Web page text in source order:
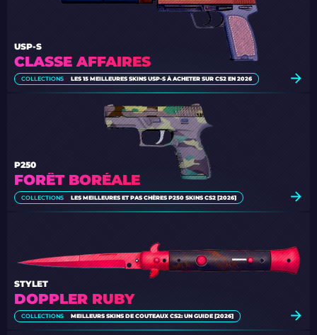
CLASSE AFFAIRES
USP-S
COLLECTIONS LES 15 MEILLEURES SKINS USP-S À ACHETER SUR CS2 EN 2026
FORÊT BORÉALE
P250
COLLECTIONS LES MEILLEURES ET PAS CHÈRES P250 SKINS CS2 [2026]
DOPPLER RUBY
STYLET
COLLECTIONS MEILLEURS SKINS DE COUTEAUX CS2: UN GUIDE [2026]